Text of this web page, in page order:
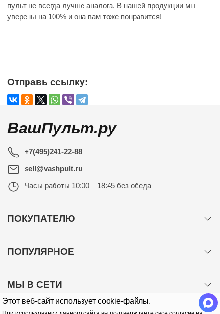
Этот веб-сайт использует cookie-файлы.
пульт не всегда лучше аналога. В нашей продукции мы
уверены на 100% и она вам тоже понравится!
Отправь ссылку:
ВашПульт.ру
+7(495)241-22-88
sell@vashpult.ru
Часы работы 10:00 – 18:45 без обеда
ПОКУПАТЕЛЮ
ПОПУЛЯРНОЕ
МЫ В СЕТИ